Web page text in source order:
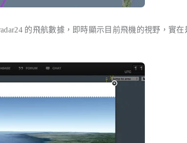
的飛航數據，即時顯示目前飛機的視野，實在